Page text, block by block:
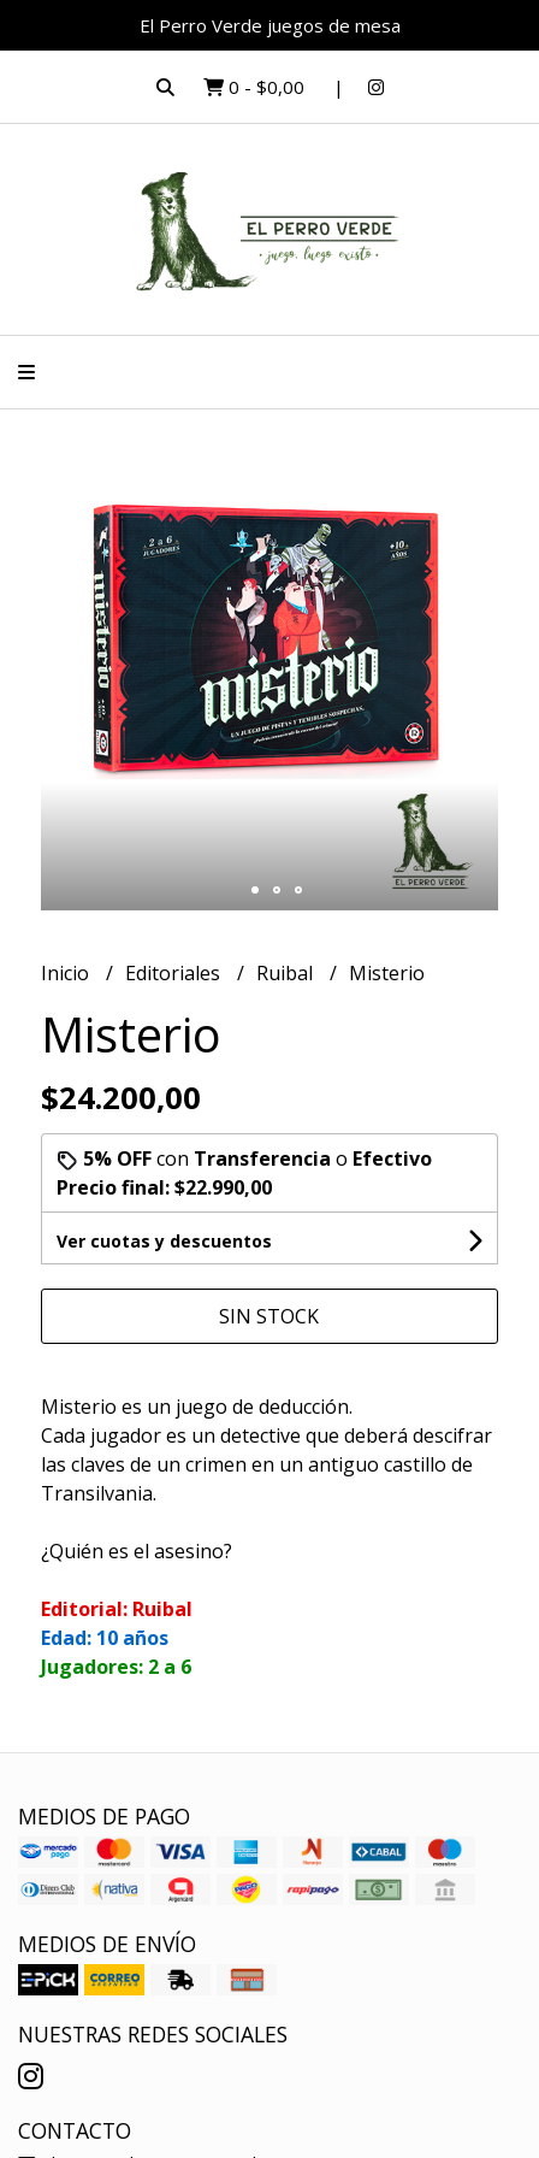
El Perro Verde juegos de mesa
0 - $0,00
Inicio Editoriales Ruibal Misterio
Misterio
$24.200,00
5% OFFcon Transferencia o Efectivo
Precio final:$22.990,00
Ver cuotas y descuentos
SIN STOCK
Misterio es un juego de deducción.
Cada jugador es un detective que deberá descifrar
las claves de un crimen en un antiguo castillo de
Transilvania.
¿Quién es el asesino?
Editorial: Ruibal
Edad: 10 años
Jugadores: 2 a 6
MEDIOS DE PAGO
MEDIOS DE ENVÍO
NUESTRAS REDES SOCIALES
CONTACTO